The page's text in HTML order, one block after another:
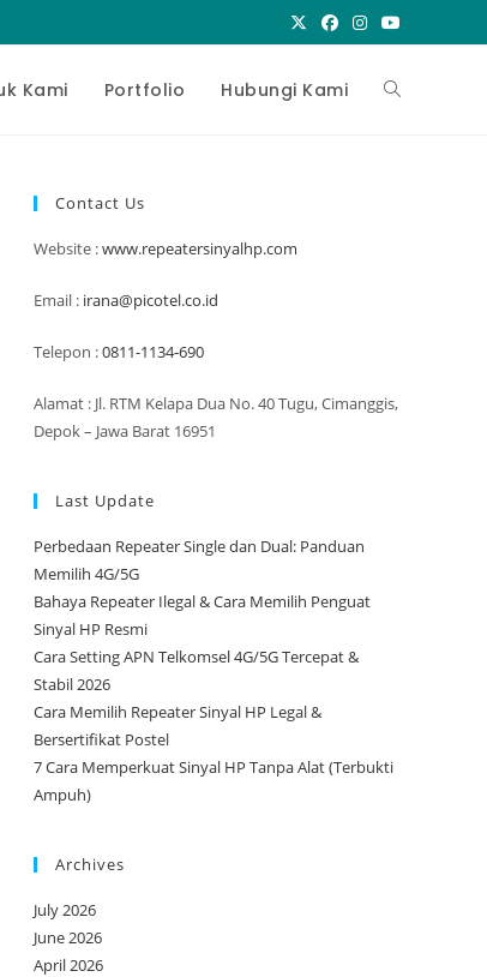
Kami Portfolio Hubungi Kami Toggle
Contact Us
Website :www.repeatersinyalhp.com
Email : irana@picotel.co.id
Telepon :0811-1134-690
Alamat : Jl. RTM Kelapa Dua No. 40 Tugu, Cimanggis,
Depok – Jawa Barat 16951
Last Update
Perbedaan Repeater Single dan Dual: Panduan
Memilih 4G/5G
Bahaya Repeater Ilegal & Cara Memilih Penguat
Sinyal HP Resmi
Cara Setting APN Telkomsel 4G/5G Tercepat &
Stabil 2026
Cara Memilih Repeater Sinyal HP Legal &
Bersertifikat Postel
7 Cara Memperkuat Sinyal HP Tanpa Alat (Terbukti
Ampuh)
Archives
July 2026
June 2026
April 2026